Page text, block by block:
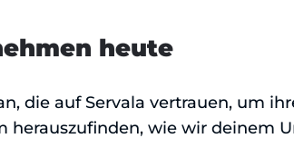
heute
die auf Servala vertrauen, um
herauszufinden, wie wir deinem